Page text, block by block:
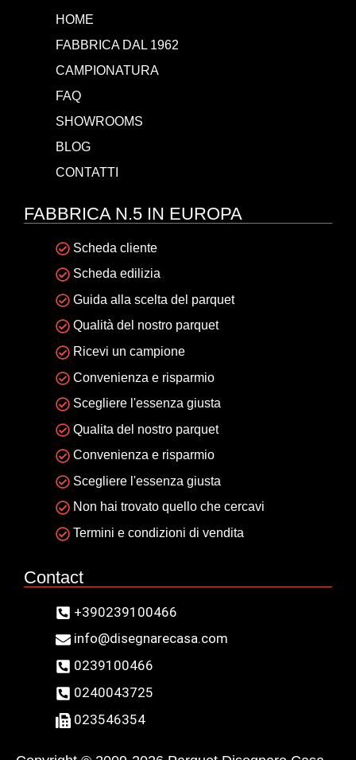
HOME
FABBRICA DAL 1962
CAMPIONATURA
FAQ
SHOWROOMS
BLOG
CONTATTI
FABBRICA N.5 IN EUROPA
Scheda cliente
Scheda edilizia
Guida alla scelta del parquet
Qualità del nostro parquet
Ricevi un campione
Convenienza e risparmio
Scegliere l'essenza giusta
Qualita del nostro parquet
Convenienza e risparmio
Scegliere l'essenza giusta
Non hai trovato quello che cercavi
Termini e condizioni di vendita
Contact
+390239100466
info@disegnarecasa.com
0239100466
0240043725
023546354